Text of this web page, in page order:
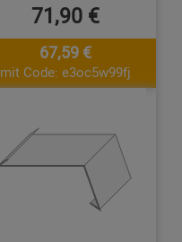
71,90 €
67,59 €
mit Code: e3oc5w99fj